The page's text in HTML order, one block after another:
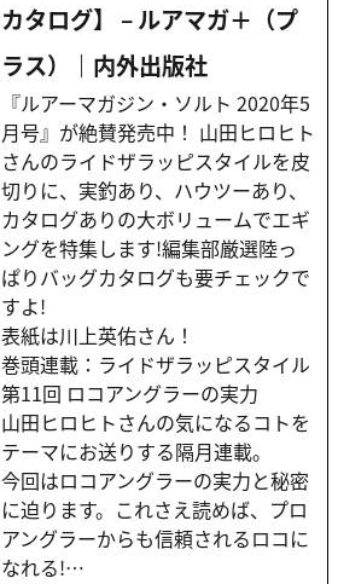
カタログ】 – ルアマガ＋（プ
ラス）｜内外出版社
『ルアーマガジン・ソルト 2020年5
月号』が絶賛発売中！ 山田ヒロヒト
さんのライドザラッピスタイルを皮
切りに、実釣あり、ハウツーあり、
カタログありの大ボリュームでエギ
ングを特集します!編集部厳選陸っ
ぱりバッグカタログも要チェックで
すよ!
表紙は川上英佑さん！
巻頭連載：ライドザラッピスタイル
第11回 ロコアングラーの実力
山田ヒロヒトさんの気になるコトを
テーマにお送りする隔月連載。
今回はロコアングラーの実力と秘密
に迫ります。これさえ読めば、プロ
アングラーからも信頼されるロコに
なれる!…